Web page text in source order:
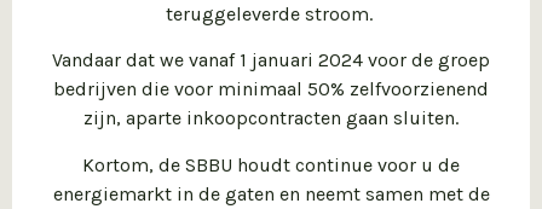
teruggeleverde stroom.
Vandaar dat we vanaf 1 januari 2024 voor de groep
bedrijven die voor minimaal 50% zelfvoorzienend
zijn, aparte inkoopcontracten gaan sluiten.
Kortom, de SBBU houdt continue voor u de
energiemarkt in de gaten en neemt samen met de